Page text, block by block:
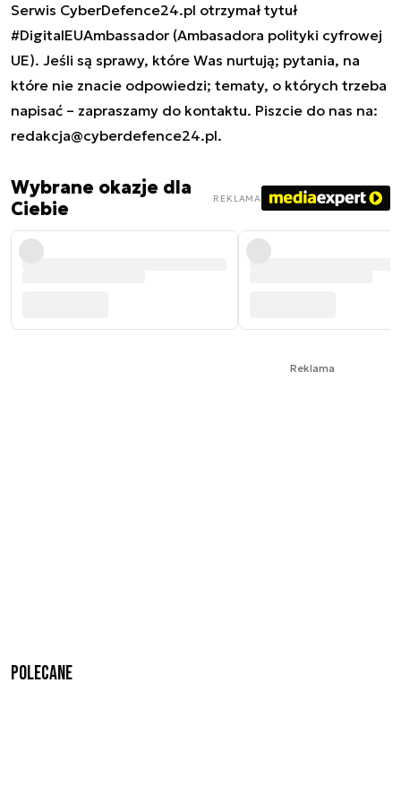
Serwis CyberDefence24.pl otrzymał tytuł
#DigitalEUAmbassador (Ambasadora polityki cyfrowej
UE). Jeśli są sprawy, które Was nurtują; pytania, na
które nie znacie odpowiedzi; tematy, o których trzeba
napisać – zapraszamy do kontaktu. Piszcie do nas na:
redakcja@cyberdefence24.pl.
Wybrane okazje dla
Ciebie
REKLAMA
Reklama
Polecane